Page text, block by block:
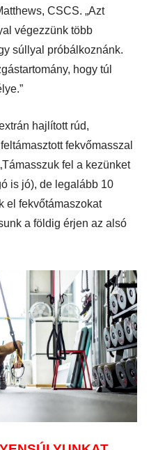
CSCS. „Azt
végezzünk több
súllyal próbálkoznánk.
hogy túl
hajlított rúd,
fekvőmasszal
fel a kezünket
is jó), de legalább 10
el fekvőtámaszokat
a földig érjen az alsó